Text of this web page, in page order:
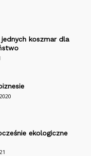
koszmar dla
ekologiczne